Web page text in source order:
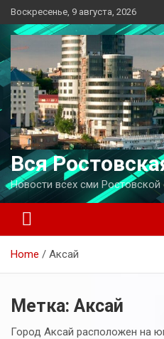
Перейти
к
содержимому
Воскресенье, 9 августа, 2026
Вся
Новости всех сми Ростовской
Home Аксай
Метка: Аксай
Город Аксай расположен на